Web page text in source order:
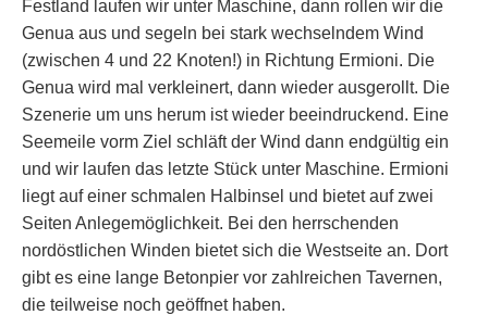
Festland laufen wir unter Maschine, dann rollen wir die
Genua aus und segeln bei stark wechselndem Wind
(zwischen 4 und 22 Knoten!) in Richtung Ermioni. Die
Genua wird mal verkleinert, dann wieder ausgerollt. Die
Szenerie um uns herum ist wieder beeindruckend. Eine
Seemeile vorm Ziel schläft der Wind dann endgültig ein
und wir laufen das letzte Stück unter Maschine. Ermioni
liegt auf einer schmalen Halbinsel und bietet auf zwei
Seiten Anlegemöglichkeit. Bei den herrschenden
nordöstlichen Winden bietet sich die Westseite an. Dort
gibt es eine lange Betonpier vor zahlreichen Tavernen,
die teilweise noch geöffnet haben.